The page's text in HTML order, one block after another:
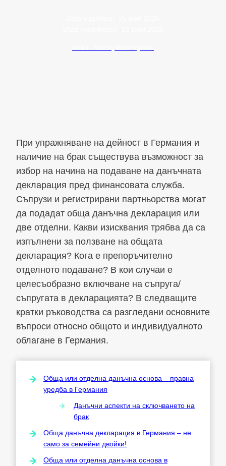
При упражняване на дейност в Германия и
наличие на брак съществува възможност за
избор на начина на подаване на данъчната
декларация пред финансовата служба.
Съпрузи и регистрирани партньорства могат
да подадат обща данъчна декларация или
две отделни. Какви изисквания трябва да са
изпълнени за ползване на общата
декларация? Кога е препоръчително
отделното подаване? В кои случаи е
целесъобразно включване на съпруга/
съпругата в декларацията? В следващите
кратки ръководства са разгледани основните
въпроси относно общото и индивидуалното
облагане в Германия.
Обща или отделна данъчна основа – правна
уредба в Германия
Данъчни аспекти на сключването на
брак
Обща данъчна декларация в Германия – не
само за семейни двойки!
Обща или отделна данъчна основа в